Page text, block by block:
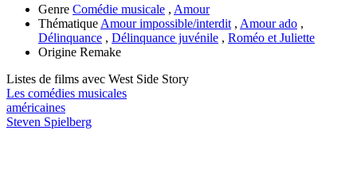
Genre Comédie musicale , Amour
Thématique Amour impossible/interdit , Amour ado ,
Délinquance , Délinquance juvénile , Roméo et Juliette
Origine Remake
Listes de films avec West Side Story
Les comédies musicales
américaines
Steven Spielberg